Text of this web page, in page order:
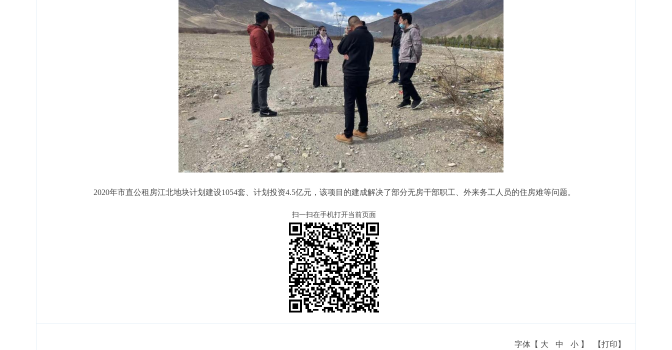
2020年市直公租房江北地块计划建设1054套、计划投资4.5亿元，该项目的建成解决了部分无房干部职工、外来务工人员的住房难等问题。
扫一扫在手机打开当前页面
字体【 大 中 小 】 【打印】